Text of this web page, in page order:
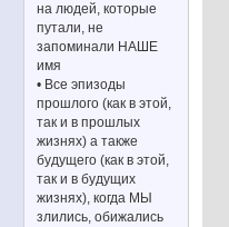
на людей, которые
путали, не
запоминали НАШЕ
имя
• Все эпизоды
прошлого (как в этой,
так и в прошлых
жизнях) а также
будущего (как в этой,
так и в будущих
жизнях), когда МЫ
злились, обижались